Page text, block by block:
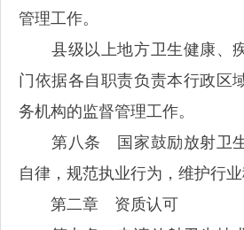
管理工作。
县级以上地方卫生健康、
门依据各自职责负责本行政区
务机构的监督管理工作。
第八条 国家鼓励放射卫生
自律，规范执业行为，维护行业
第二章 资质认可